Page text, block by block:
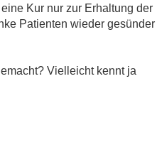
Kur nur zur Erhaltung der
Patienten wieder gesünder
Vielleicht kennt ja